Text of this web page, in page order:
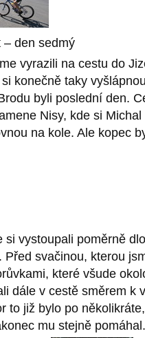
– den sedmý
vyrazili na cestu do
konečně taky
byli poslední den.
Nisy, kde si
na kole. Ale kopec
si vystoupali poměrně
Před svačinou, kterou
které všude
dále v cestě směrem k
to již bylo po
mu stejně pomáhal.